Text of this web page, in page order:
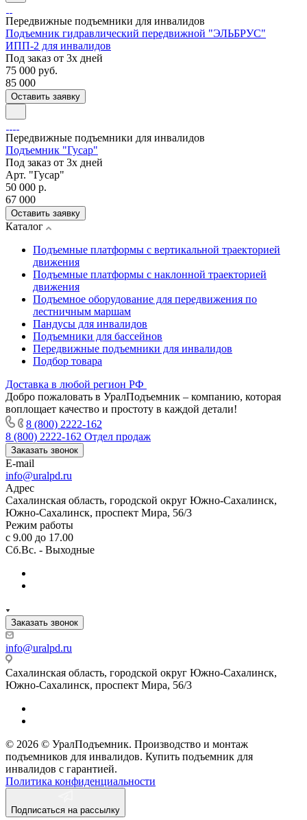
Передвижные подъемники для инвалидов
Подъемник гидравлический передвижной "ЭЛЬБРУС"
ИПП-2 для инвалидов
Под заказ от 3х дней
75 000 руб.
85 000
Оставить заявку
Передвижные подъемники для инвалидов
Подъемник "Гусар"
Под заказ от 3х дней
Арт. "Гусар"
50 000 р.
67 000
Оставить заявку
Каталог
Подъемные платформы с вертикальной траекторией
движения
Подъемные платформы с наклонной траекторией
движения
Подъемное оборудование для передвижения по
лестничным маршам
Пандусы для инвалидов
Подъемники для бассейнов
Передвижные подъемники для инвалидов
Подбор товара
Доставка в любой регион РФ
Добро пожаловать в УралПодъемник – компанию, которая
воплощает качество и простоту в каждой детали!
8 (800) 2222-162
8 (800) 2222-162 Отдел продаж
Заказать звонок
E-mail
info@uralpd.ru
Адрес
Сахалинская область, городской округ Южно-Сахалинск,
Южно-Сахалинск, проспект Мира, 56/3
Режим работы
с 9.00 до 17.00
Сб.Вс. - Выходные
Заказать звонок
info@uralpd.ru
Сахалинская область, городской округ Южно-Сахалинск,
Южно-Сахалинск, проспект Мира, 56/3
© 2026 © УралПодъемник. Производство и монтаж
подъемников для инвалидов. Купить подъемник для
инвалидов с гарантией.
Политика конфиденциальности
Подписаться на рассылку